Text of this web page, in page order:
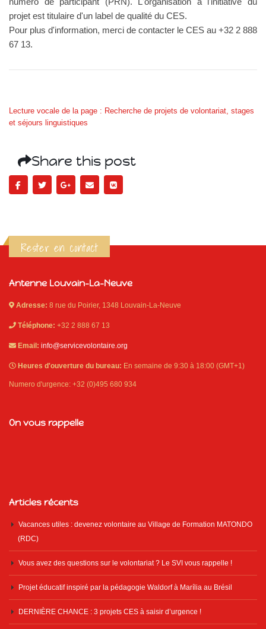
projet est titulaire d'un label de qualité du CES.
Pour plus d'information, merci de contacter le CES au +32 2 888
67 13.
Lecture vocale de la page : Recherche de projets de volontariat, stages
et séjours linguistiques
Share this post
Rester en contact
Antenne Louvain-La-Neuve
Adresse: 8 rue du Poirier, 1348 Louvain-La-Neuve
Téléphone: +32 2 888 67 13
Email: info@servicevolontaire.org
Heures d'ouverture du bureau: En semaine de 9:30 à 18:00 (GMT+1)
Numero d'urgence: +32 (0)495 680 934
On vous rappelle
Articles récents
Vacances utiles : devenez volontaire au Village de Formation MATONDO
(RDC)
Vous avez des questions sur le volontariat ? Le SVI vous rappelle !
Projet éducatif inspiré par la pédagogie Waldorf à Marília au Brésil
DERNIÈRE CHANCE : 3 projets CES à saisir d’urgence !